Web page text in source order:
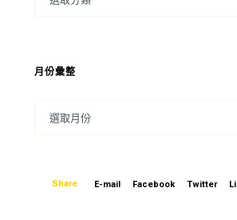
月份彙整
Share E-mail Facebook Twitter